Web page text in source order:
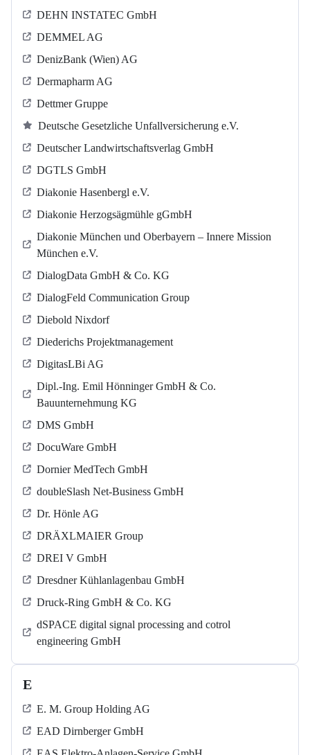
DEHN INSTATEC GmbH
DEMMEL AG
DenizBank (Wien) AG
Dermapharm AG
Dettmer Gruppe
Deutsche Gesetzliche Unfallversicherung e.V.
Deutscher Landwirtschaftsverlag GmbH
DGTLS GmbH
Diakonie Hasenbergl e.V.
Diakonie Herzogsägmühle gGmbH
Diakonie München und Oberbayern – Innere Mission
München e.V.
DialogData GmbH & Co. KG
DialogFeld Communication Group
Diebold Nixdorf
Diederichs Projektmanagement
DigitasLBi AG
Dipl.-Ing. Emil Hönninger GmbH & Co.
Bauunternehmung KG
DMS GmbH
DocuWare GmbH
Dornier MedTech GmbH
doubleSlash Net-Business GmbH
Dr. Hönle AG
DRÄXLMAIER Group
DREI V GmbH
Dresdner Kühlanlagenbau GmbH
Druck-Ring GmbH & Co. KG
dSPACE digital signal processing and cotrol
engineering GmbH
E
E. M. Group Holding AG
EAD Dirnberger GmbH